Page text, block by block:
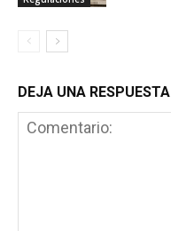
DEJA UNA RESPUESTA